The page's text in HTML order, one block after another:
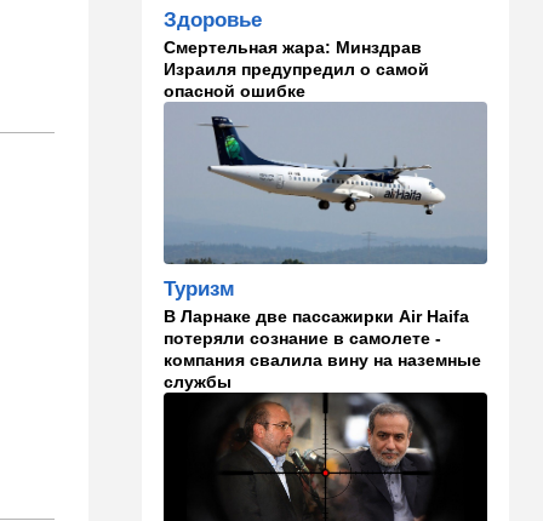
11:35 Израиль
США и Израиль могут
перейти к беспрецедентному
оборонному партнерству
Общество
Найдено сильно
разложившееся тело:
поиски 23-летнего парня
приняли трагический оборот
10:32 Деньги
Где самые дешевые
продукты онлайн
09:57 Технологии
Важнейший совет
экспертов: это может спасти
вас и вашу семью от
стремительно
распространяющейся
Здоровье
Смертельная жара: Минздрав
Израиля предупредил о самой
опасной ошибке
Туризм
В Ларнаке две пассажирки Air Haifa
потеряли сознание в самолете -
компания свалила вину на наземные
службы